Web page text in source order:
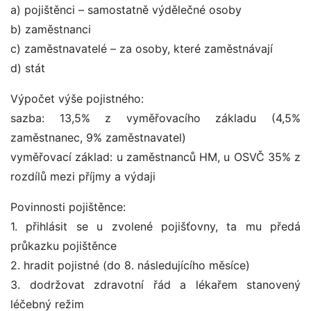
a) pojištěnci – samostatně výdělečné osoby
b) zaměstnanci
c) zaměstnavatelé – za osoby, které zaměstnávají
d) stát
Výpočet výše pojistného:
sazba: 13,5% z vyměřovacího základu (4,5%
zaměstnanec, 9% zaměstnavatel)
vyměřovací základ: u zaměstnanců HM, u OSVČ 35% z
rozdílů mezi příjmy a výdaji
Povinnosti pojištěnce:
1. přihlásit se u zvolené pojišťovny, ta mu předá
průkazku pojištěnce
2. hradit pojistné (do 8. následujícího měsíce)
3. dodržovat zdravotní řád a lékařem stanovený
léčebný režim